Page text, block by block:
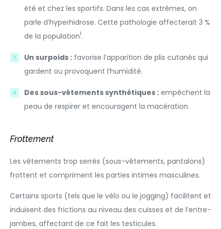
été et chez les sportifs. Dans les cas extrêmes, on
parle d’hyperhidrose. Cette pathologie affecterait 3 %
de la population1.
Un surpoids :favorise l’apparition de plis cutanés qui
gardent ou provoquent l’humidité.
Des sous-vêtements synthétiques :empêchent la
peau de respirer et encouragent la macération.
Frottement
Les vêtements trop serrés (sous-vêtements, pantalons)
frottent et compriment les parties intimes masculines.
Certains sports (tels que le vélo ou le jogging) facilitent et
induisent des frictions au niveau des cuisses et de l’entre-
jambes, affectant de ce fait les testicules.